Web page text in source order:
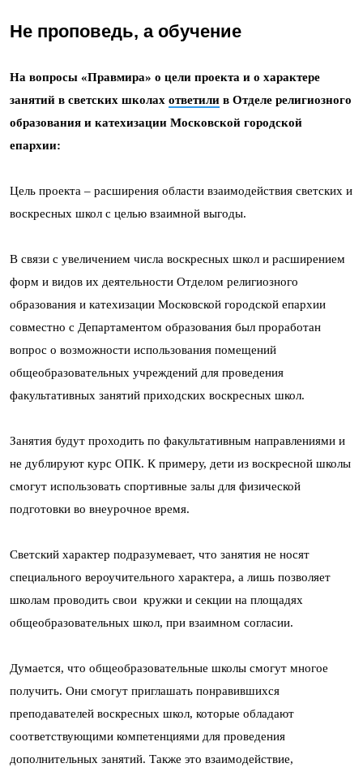
Не проповедь, а обучение
На вопросы «Правмира» о цели проекта и о характере
занятий в светских школах ответили в Отделе религиозного
образования и катехизации Московской городской
епархии:
Цель проекта – расширения области взаимодействия светских и
воскресных школ с целью взаимной выгоды.
В связи с увеличением числа воскресных школ и расширением
форм и видов их деятельности Отделом религиозного
образования и катехизации Московской городской епархии
совместно с Департаментом образования был проработан
вопрос о возможности использования помещений
общеобразовательных учреждений для проведения
факультативных занятий приходских воскресных школ.
Занятия будут проходить по факультативным направлениями и
не дублируют курс ОПК. К примеру, дети из воскресной школы
смогут использовать спортивные залы для физической
подготовки во внеурочное время.
Светский характер подразумевает, что занятия не носят
специального вероучительного характера, а лишь позволяет
школам проводить свои кружки и секции на площадях
общеобразовательных школ, при взаимном согласии.
Думается, что общеобразовательные школы смогут многое
получить. Они смогут приглашать понравившихся
преподавателей воскресных школ, которые обладают
соответствующими компетенциями для проведения
дополнительных занятий. Также это взаимодействие,